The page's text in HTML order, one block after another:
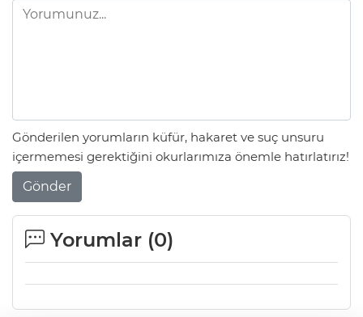
Gönderilen yorumların küfür, hakaret ve suç unsuru
içermemesi gerektiğini okurlarımıza önemle hatırlatırız!
Gönder
Yorumlar (0)